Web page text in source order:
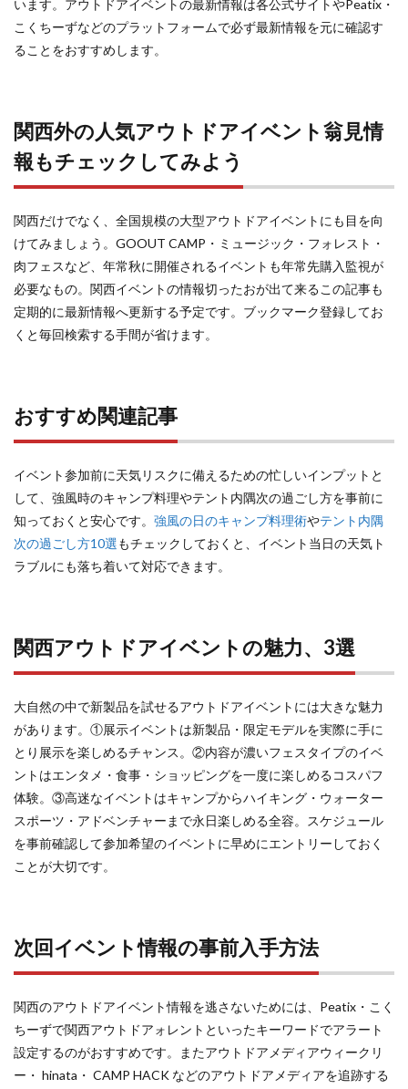
います。アウトドアイベントの最新情報は各公式サイトやPeatix・
こくちーずなどのプラットフォームで必ず最新情報を元に確認す
ることをおすすめします。
関西外の人気アウトドアイベント翁見情
報もチェックしてみよう
関西だけでなく、全国規模の大型アウトドアイベントにも目を向
けてみましょう。GOOUT CAMP・ミュージック・フォレスト・
肉フェスなど、年常秋に開催されるイベントも年常先購入監視が
必要なもの。関西イベントの情報切ったおが出て来るこの記事も
定期的に最新情報へ更新する予定です。ブックマーク登録してお
くと毎回検索する手間が省けます。
おすすめ関連記事
イベント参加前に天気リスクに備えるための忙しいインプットと
して、強風時のキャンプ料理やテント内隅次の過ごし方を事前に
知っておくと安心です。 強風の日のキャンプ料理術やテント内隅
次の過ごし方10選もチェックしておくと、イベント当日の天気ト
ラブルにも落ち着いて対応できます。
関西アウトドアイベントの魅力、3選
大自然の中で新製品を試せるアウトドアイベントには大きな魅力
があります。①展示イベントは新製品・限定モデルを実際に手に
とり展示を楽しめるチャンス。②内容が濃いフェスタイプのイベ
ントはエンタメ・食事・ショッピングを一度に楽しめるコスパフ
体験。③高迷なイベントはキャンプからハイキング・ウォーター
スポーツ・アドベンチャーまで永日楽しめる全容。スケジュール
を事前確認して参加希望のイベントに早めにエントリーしておく
ことが大切です。
次回イベント情報の事前入手方法
関西のアウトドアイベント情報を逃さないためには、Peatix・こく
ちーずで関西アウトドアォレントといったキーワードでアラート
設定するのがおすすめです。またアウトドアメディアウィークリ
ー・ hinata・ CAMP HACK などのアウトドアメディアを追跡する